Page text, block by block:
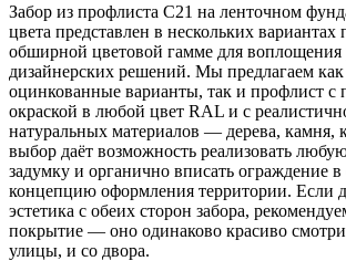
Забор из профлиста C21 на ленточном
цвета представлен в нескольких вариантах
обширной цветовой гамме для воплощения
дизайнерских решений. Мы предлагаем
оцинкованные варианты, так и профлист с
окраской в любой цвет RAL и с
натуральных материалов — дерева,
выбор даёт возможность реализовать
задумку и органично вписать ограждение
концепцию оформления территории. Если
эстетика с обеих сторон забора,
покрытие — оно одинаково красиво
улицы, и со двора.